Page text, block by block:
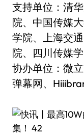
支持单位：清
院、中国传媒
学院、上海交
院、四川传媒
协办单位：微
弹幕网、